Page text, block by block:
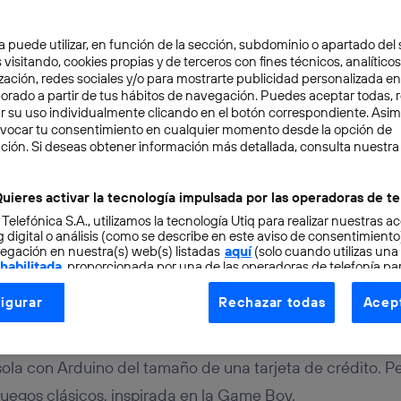
2 min
basada en Arduino
de crédito
con Arduino del tamaño de una tarjeta de crédito.
clásicos, inspirada en la Game Boy.
puede utilizar, en función de la sección, subdominio o apartado del
visitando, cookies propias y de terceros con fines técnicos,
redes sociales y/o para mostrarte publicidad personalizada
a partir de tus hábitos de navegación. Puedes aceptar todas,
su uso individualmente clicando en el botón correspondiente.
tu consentimiento en cualquier momento desde la opción de
Si deseas obtener información más detallada, consulta nuestra
activar la tecnología impulsada por las operadoras de
S.A., utilizamos la tecnología Utiq para realizar nuestras
digital o análisis (como se describe en este aviso de
en nuestra(s) web(s) listadas aquí(solo cuando utilizas una
, proporcionada por una de las operadoras de telefonía
consentimiento en cada página web).
Utiq está diseñada con la privacidad como prioridad
tu dirección IP y otra información de la cuenta de cliente de
a la conexión que utilizas (p. ej., número de teléfono móvil).
Rechazar todas